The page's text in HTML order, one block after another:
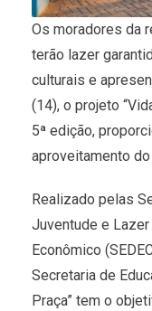
Os moradores da
terão lazer
culturais e
(14), o projeto
5ª edição,
aproveitamento
Realizado pelas
Juventude e
Econômico
Secretaria de
Praça” tem o